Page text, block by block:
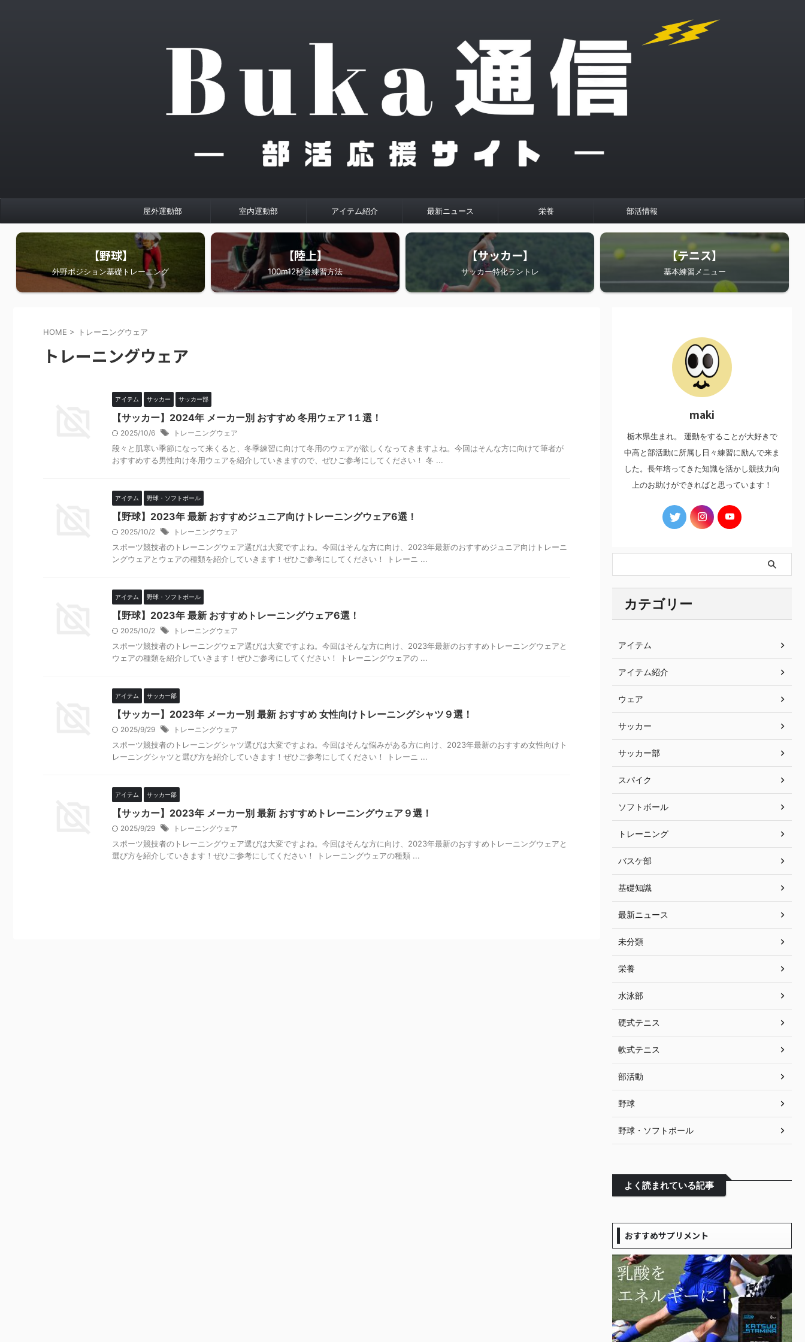
屋外運動部 室内運動部 アイテム紹介 最新ニュース 栄養 部活情報
【野球】
外野ポジション基礎トレーニング
【陸上】
100m12秒台練習方法
【サッカー】
サッカー特化ラントレ
【テニス】
基本練習メニュー
HOME > トレーニングウェア
トレーニングウェア
アイテム サッカー サッカー部
【サッカー】2024年 メーカー別 おすすめ 冬用ウェア 1１選！
2025/10/6 トレーニングウェア
段々と肌寒い季節になって来くると、冬季練習に向けて冬用のウェアが欲しくなってきますよね。今回はそんな方に向けて筆者が
おすすめする男性向け冬用ウェアを紹介していきますので、ぜひご参考にしてください！ 冬 ...
アイテム 野球・ソフトボール
【野球】2023年 最新 おすすめジュニア向けトレーニングウェア6選！
2025/10/2 トレーニングウェア
スポーツ競技者のトレーニングウェア選びは大変ですよね。今回はそんな方に向け、2023年最新のおすすめジュニア向けトレーニ
ングウェアとウェアの種類を紹介していきます！ぜひご参考にしてください！ トレーニ ...
アイテム 野球・ソフトボール
【野球】2023年 最新 おすすめトレーニングウェア6選！
2025/10/2 トレーニングウェア
スポーツ競技者のトレーニングウェア選びは大変ですよね。今回はそんな方に向け、2023年最新のおすすめトレーニングウェアと
ウェアの種類を紹介していきます！ぜひご参考にしてください！ トレーニングウェアの ...
アイテム サッカー部
【サッカー】2023年 メーカー別 最新 おすすめ 女性向けトレーニングシャツ９選！
2025/9/29 トレーニングウェア
スポーツ競技者のトレーニングシャツ選びは大変ですよね。今回はそんな悩みがある方に向け、2023年最新のおすすめ女性向けト
レーニングシャツと選び方を紹介していきます！ぜひご参考にしてください！ トレーニ ...
アイテム サッカー部
【サッカー】2023年 メーカー別 最新 おすすめトレーニングウェア９選！
2025/9/29 トレーニングウェア
スポーツ競技者のトレーニングウェア選びは大変ですよね。今回はそんな方に向け、2023年最新のおすすめトレーニングウェアと
選び方を紹介していきます！ぜひご参考にしてください！ トレーニングウェアの種類 ...
maki
栃木県生まれ。 運動をすることが大好きで
中高と部活動に所属し日々練習に励んで来ま
した。長年培ってきた知識を活かし競技力向
上のお助けができればと思っています！
カテゴリー
アイテム
アイテム紹介
ウェア
サッカー
サッカー部
スパイク
ソフトボール
トレーニング
バスケ部
基礎知識
最新ニュース
未分類
栄養
水泳部
硬式テニス
軟式テニス
部活動
野球
野球・ソフトボール
よく読まれている記事
おすすめサプリメント